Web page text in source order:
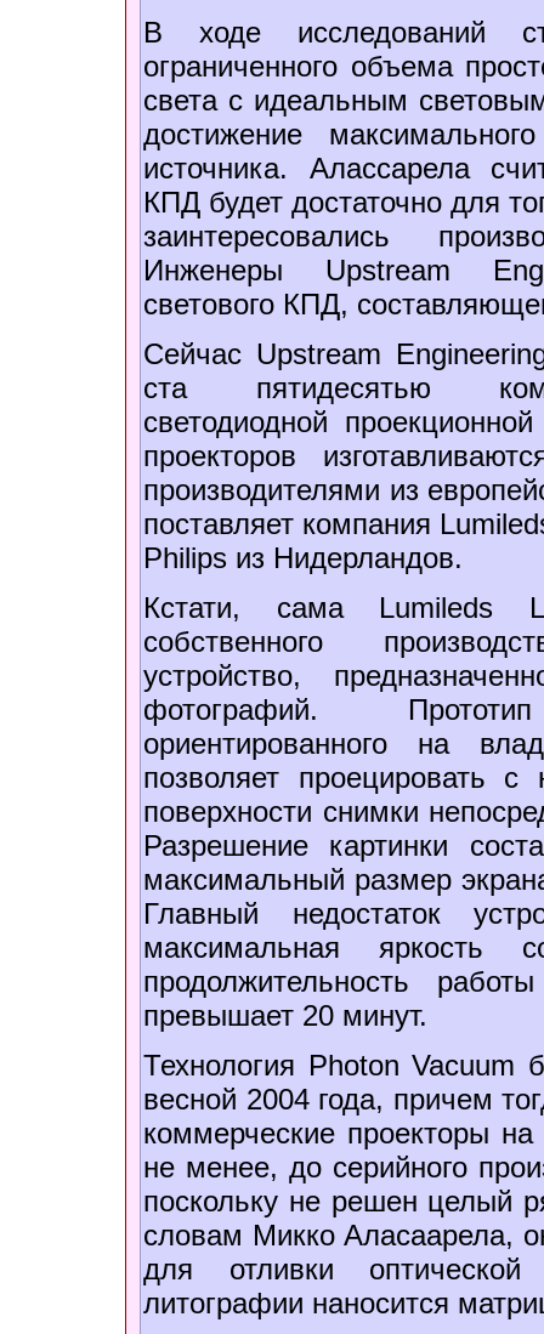
В ходе исследований
ограниченного объема
света с идеальным
достижение
источника. Алассарела
КПД будет достаточно для
заинтересовались
Инженеры Upstream
светового КПД,
Сейчас Upstream
ста пятидесятью
светодиодной
проекторов
производителями из
поставляет компания
Philips из Нидерландов.
Кстати, сама Lumileds
собственного
устройство,
фотографий.
ориентированного на
позволяет проецировать с
поверхности снимки
Разрешение картинки
максимальный размер
Главный недостаток
максимальная
продолжительность
превышает 20 минут.
Технология Photon
весной 2004 года, причем
коммерческие проекторы
не менее, до серийного
поскольку не решен целый
словам Микко Аласаарела,
для отливки
литографии наносится